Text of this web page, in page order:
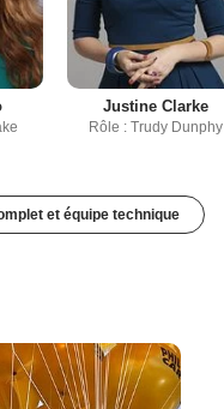
Justine Clarke
Rôle : Trudy Dunphy
et équipe technique